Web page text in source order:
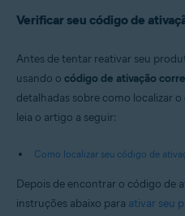
Verificar seu código de
Antes de tentar reativar seu
usando o código de ativação
detalhadas sobre como localizar
leia o artigo a seguir:
Como localizar seu código de
Depois de encontrar o código de
instruções abaixo para ativar seu